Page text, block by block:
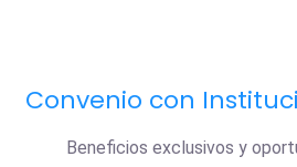
Convenio con
Beneficios exclusivos y